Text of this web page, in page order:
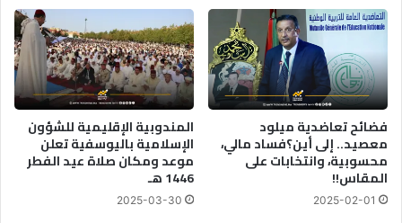
م
ل
م
س
د
ة
ل
ا
ل
ث
ن
ي
ن
ب
ع
د
د
فضائح تعاضدية ميلود
معصيد.. إلى أين؟فساد مالي،
محسوبية، وانتخابات على
المقاس!!
2025-02-01
المندوبية الإقليمية للشؤون
الإسلامية باليوسفية تعلن
موعد ومكان صلاة عيد الفطر
1446 هـ
2025-03-30